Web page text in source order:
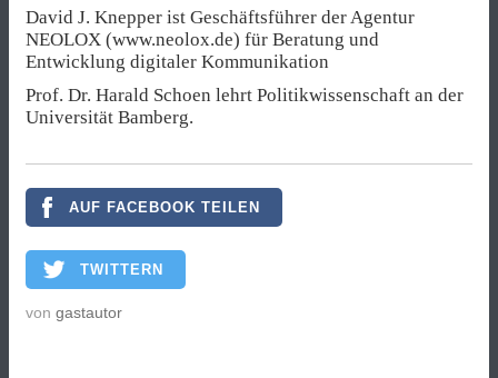
David J. Knepper ist Geschäftsführer der Agentur
NEOLOX (www.neolox.de) für Beratung und
Entwicklung digitaler Kommunikation
Prof. Dr. Harald Schoen lehrt Politikwissenschaft an der
Universität Bamberg.
AUF FACEBOOK TEILEN
TWITTERN
von gastautor